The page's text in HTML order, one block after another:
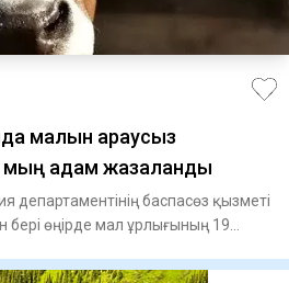
малын қараусыз
мың адам жазаланды
департаментінің баспасөз қызметі
өңірде мал ұрлығының 19